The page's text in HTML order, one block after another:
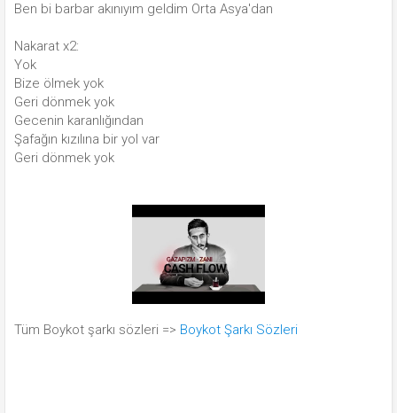
Ben bi barbar akınıyım geldim Orta Asya'dan
Nakarat x2:
Yok
Bize ölmek yok
Geri dönmek yok
Gecenin karanlığından
Şafağın kızılına bir yol var
Geri dönmek yok
Tüm Boykot şarkı sözleri => Boykot Şarkı Sözleri